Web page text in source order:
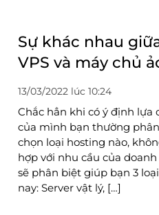
Sự khác nhau
VPS và máy chủ
13/03/2022 lúc 10:24
Chắc hẳn khi có ý định lựa
của mình bạn thường
chọn loại hosting nào,
hợp với nhu cầu của
sẽ phân biệt giúp bạn 3
nay: Server vật lý, […]